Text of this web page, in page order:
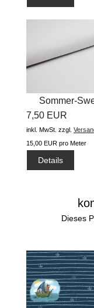
Sommer-
7,50 EUR
inkl. MwSt. zzgl.
15,00 EUR pro Meter
Details
Dieses